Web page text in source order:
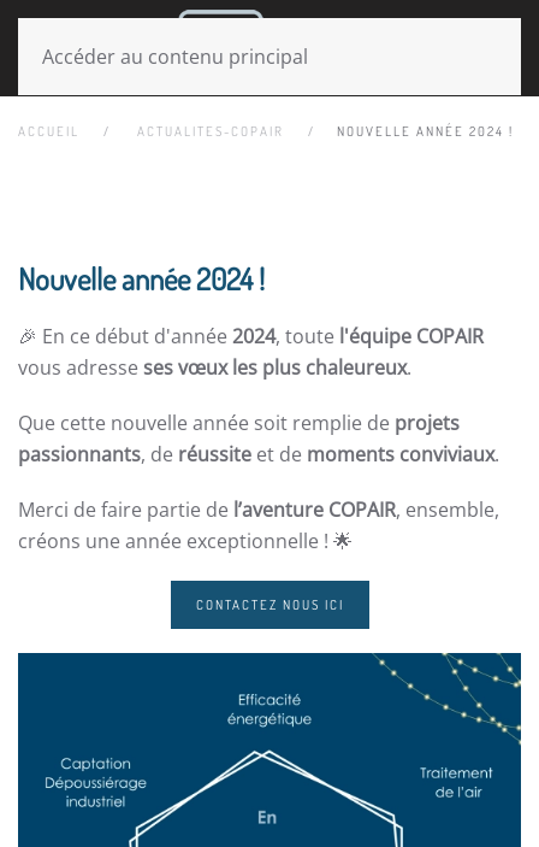
Accéder au contenu principal
ACCUEIL ACTUALITES-COPAIR NOUVELLE ANNÉE 2024 !
Nouvelle année 2024 !
🎉 En ce début d'année 2024, toute l'équipe COPAIR
vous adresse ses vœux les plus chaleureux.
Que cette nouvelle année soit remplie de projets
passionnants, de réussite et de moments conviviaux.
Merci de faire partie de l’aventure COPAIR, ensemble,
créons une année exceptionnelle ! 🌟
CONTACTEZ NOUS ICI